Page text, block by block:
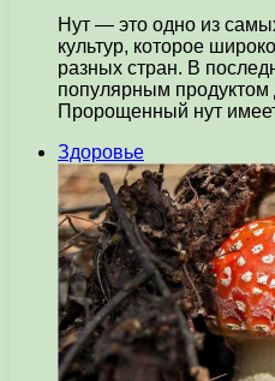
Нут — это одно из
культур, которое
разных стран. В
популярным
Пророщенный нут
Здоровье